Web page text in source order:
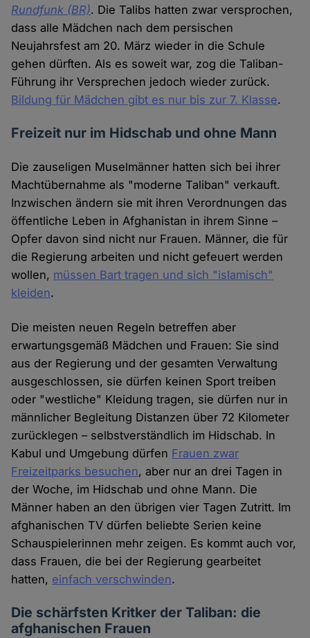
Rundfunk (BR). Die Talibs hatten zwar versprochen,
dass alle Mädchen nach dem persischen
Neujahrsfest am 20. März wieder in die Schule
gehen dürften. Als es soweit war, zog die Taliban-
Führung ihr Versprechen jedoch wieder zurück.
Bildung für Mädchen gibt es nur bis zur 7. Klasse.
Freizeit nur im Hidschab und ohne Mann
Die zauseligen Muselmänner hatten sich bei ihrer
Machtübernahme als "moderne Taliban" verkauft.
Inzwischen ändern sie mit ihren Verordnungen das
öffentliche Leben in Afghanistan in ihrem Sinne –
Opfer davon sind nicht nur Frauen. Männer, die für
die Regierung arbeiten und nicht gefeuert werden
wollen, müssen Bart tragen und sich "islamisch"
kleiden.
Die meisten neuen Regeln betreffen aber
erwartungsgemäß Mädchen und Frauen: Sie sind
aus der Regierung und der gesamten Verwaltung
ausgeschlossen, sie dürfen keinen Sport treiben
oder "westliche" Kleidung tragen, sie dürfen nur in
männlicher Begleitung Distanzen über 72 Kilometer
zurücklegen – selbstverständlich im Hidschab. In
Kabul und Umgebung dürfen Frauen zwar
Freizeitparks besuchen, aber nur an drei Tagen in
der Woche, im Hidschab und ohne Mann. Die
Männer haben an den übrigen vier Tagen Zutritt. Im
afghanischen TV dürfen beliebte Serien keine
Schauspielerinnen mehr zeigen. Es kommt auch vor,
dass Frauen, die bei der Regierung gearbeitet
hatten, einfach verschwinden.
Die schärfsten Kritker der Taliban: die
afghanischen Frauen